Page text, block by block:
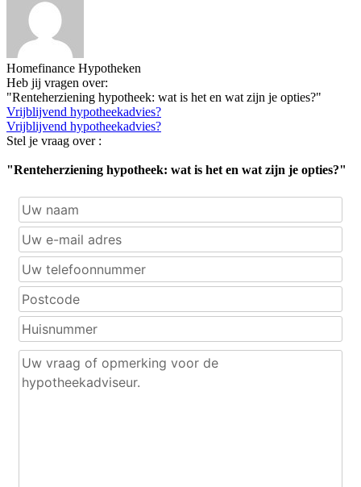
Homefinance Hypotheken
Heb jij vragen over:
"Renteherziening hypotheek: wat is het en wat zijn je opties?"
Vrijblijvend hypotheekadvies?
Vrijblijvend hypotheekadvies?
Stel je vraag over :
"Renteherziening hypotheek: wat is het en wat zijn je opties?"